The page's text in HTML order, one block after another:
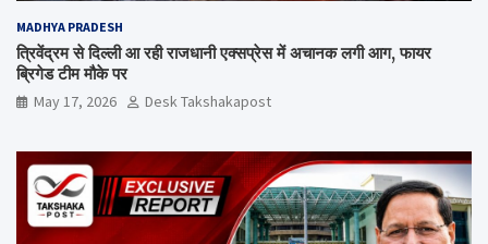
MADHYA PRADESH
त्रिवेंद्रम से दिल्ली आ रही राजधानी एक्सप्रेस में अचानक लगी आग, फायर
ब्रिगेड टीम मौके पर
May 17, 2026 Desk Takshakapost